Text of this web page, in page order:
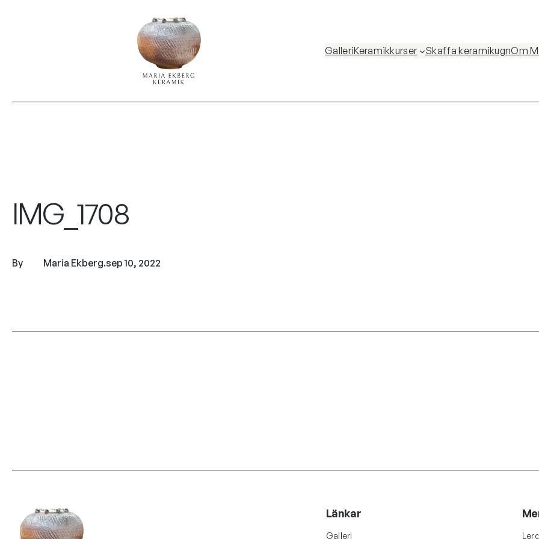
GalleriKeramikkurser Skaffa keramikugnOm
IMG_1708
By Maria Ekberg.sep 10, 2022
Länkar
Galleri